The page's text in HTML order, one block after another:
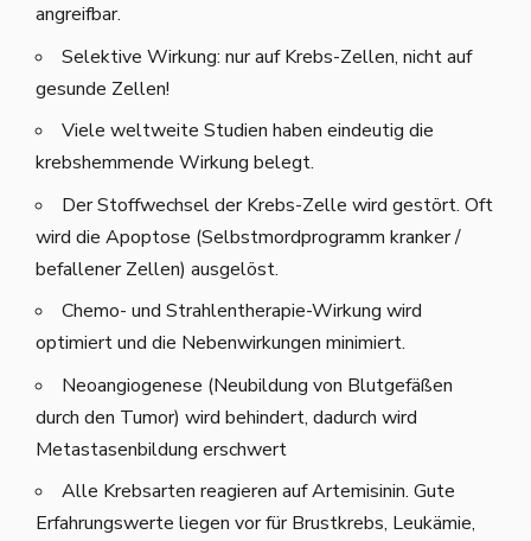
angreifbar.
Selektive Wirkung: nur auf Krebs-Zellen, nicht auf
gesunde Zellen!
Viele weltweite Studien haben eindeutig die
krebshemmende Wirkung belegt.
Der Stoffwechsel der Krebs-Zelle wird gestört. Oft
wird die Apoptose (Selbstmordprogramm kranker /
befallener Zellen) ausgelöst.
Chemo- und Strahlentherapie-Wirkung wird
optimiert und die Nebenwirkungen minimiert.
Neoangiogenese (Neubildung von Blutgefäßen
durch den Tumor) wird behindert, dadurch wird
Metastasenbildung erschwert
Alle Krebsarten reagieren auf Artemisinin. Gute
Erfahrungswerte liegen vor für Brustkrebs, Leukämie,